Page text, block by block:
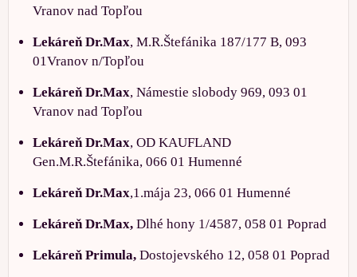
Vranov nad Topľou
Lekáreň Dr.Max, M.R.Štefánika 187/177 B, 093
01Vranov n/Topľou
Lekáreň Dr.Max, Námestie slobody 969, 093 01
Vranov nad Topľou
Lekáreň Dr.Max, OD KAUFLAND
Gen.M.R.Štefánika, 066 01 Humenné
Lekáreň Dr.Max,1.mája 23, 066 01 Humenné
Lekáreň Dr.Max, Dlhé hony 1/4587, 058 01 Poprad
Lekáreň Primula, Dostojevského 12, 058 01 Poprad